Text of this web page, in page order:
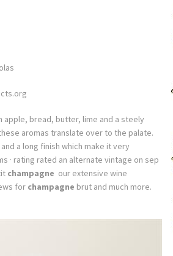
apple, bread, butter, lime and a steely
aromas translate over to the palate.
a long finish which make it very
· rating rated an alternate vintage on sep
champagne our extensive wine
for champagne brut and much more.